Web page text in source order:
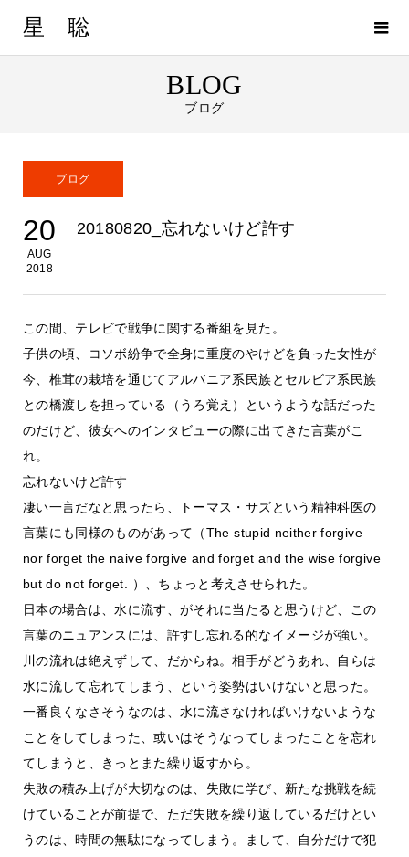
星 聡
BLOG
ブログ
ブログ
20
AUG
2018
20180820_忘れないけど許す
この間、テレビで戦争に関する番組を見た。
子供の頃、コソボ紛争で全身に重度のやけどを負った女性が
今、椎茸の栽培を通じてアルバニア系民族とセルビア系民族
との橋渡しを担っている（うろ覚え）というような話だった
のだけど、彼女へのインタビューの際に出てきた言葉がこ
れ。
忘れないけど許す
凄い一言だなと思ったら、トーマス・サズという精神科医の
言葉にも同様のものがあって（The stupid neither forgive
nor forget the naive forgive and forget and the wise forgive
but do not forget. ）、ちょっと考えさせられた。
日本の場合は、水に流す、がそれに当たると思うけど、この
言葉のニュアンスには、許すし忘れる的なイメージが強い。
川の流れは絶えずして、だからね。相手がどうあれ、自らは
水に流して忘れてしまう、という姿勢はいけないと思った。
一番良くなさそうなのは、水に流さなければいけないような
ことをしてしまった、或いはそうなってしまったことを忘れ
てしまうと、きっとまた繰り返すから。
失敗の積み上げが大切なのは、失敗に学び、新たな挑戦を続
けていることが前提で、ただ失敗を繰り返しているだけとい
うのは、時間の無駄になってしまう。まして、自分だけで犯